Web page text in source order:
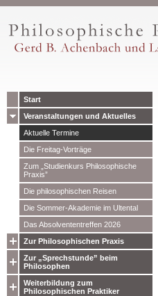
Start
Veranstaltungen und Aktuelles
Aktuelle Termine
Die Freitag-Vorträge
Zum „Studienkurs Philosophische
Praxis”
Die philosophischen Reisen
Die Sommer-Akademie im Ultental
Das Absolvententreffen 2026
Zur Philosophischen Praxis
Zur „Sprechstunde” beim
Philosophen
Weiterbildung zum
Philosophischen Praktiker